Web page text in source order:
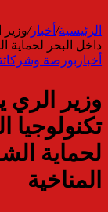
الرئيسية/ أخبار/وزير
داخل البحر لحماية
أخبار بورصة وشركات
وزير الري
تكنولوجيا
لحماية
المناخية